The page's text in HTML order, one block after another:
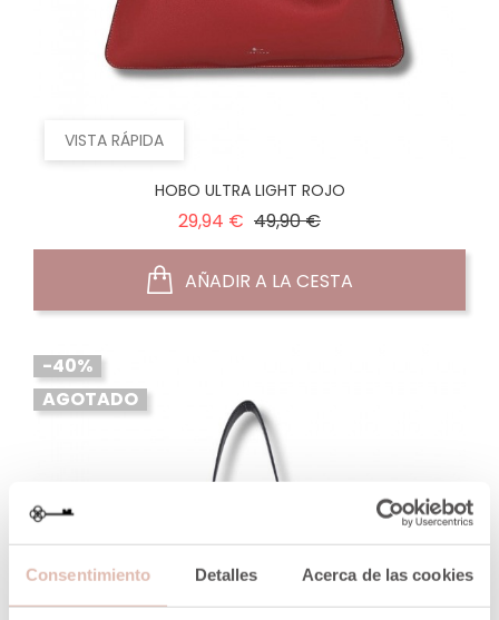
Consentimiento Detalles Acerca de las cookies
VISTA RÁPIDA
HOBO ULTRA LIGHT ROJO
29,94 € Precio
49,90 €Precio
AÑADIR A LA CESTA
-40%
AGOTADO